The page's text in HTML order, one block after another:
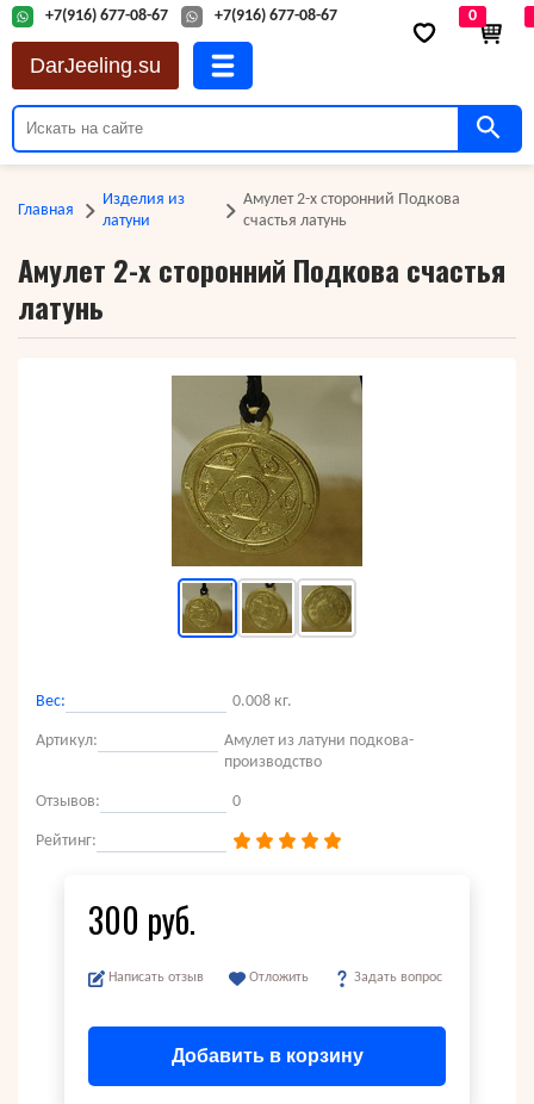
+7(916) 677-08-67 +7(916) 677-08-67
DarJeeling.su
0
Главная
Изделия из
латуни
Амулет 2-х сторонний Подкова
счастья латунь
Амулет 2-х сторонний Подкова счастья
латунь
Вес: 0.008 кг.
Артикул:
Амулет из латуни подкова-
производство
Отзывов: 0
Рейтинг:
300 руб.
Написать отзыв Отложить Задать вопрос
Добавить в корзину